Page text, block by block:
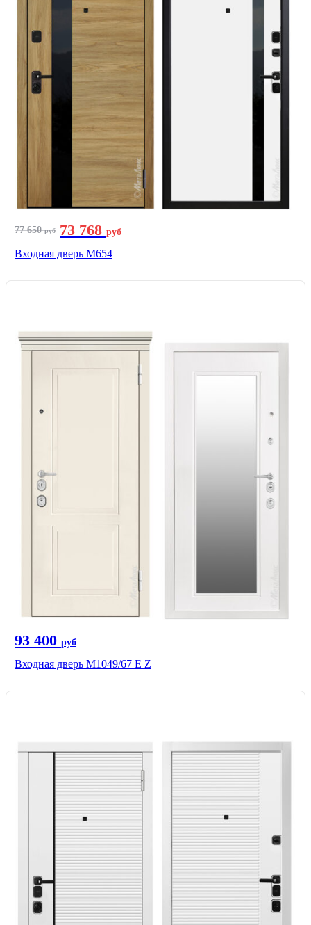
77 650руб 73 768 руб
Входная дверь М654
93 400 руб
Входная дверь М1049/67 Е Z